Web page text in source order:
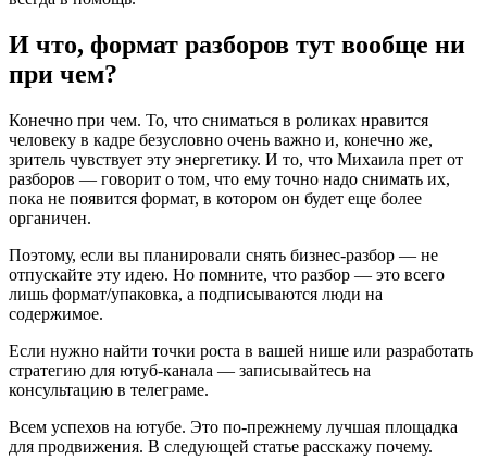
И что, формат разборов тут вообще ни
при чем?
Конечно при чем. То, что сниматься в роликах нравится
человеку в кадре безусловно очень важно и, конечно же,
зритель чувствует эту энергетику. И то, что Михаила прет от
разборов — говорит о том, что ему точно надо снимать их,
пока не появится формат, в котором он будет еще более
органичен.
Поэтому, если вы планировали снять бизнес-разбор — не
отпускайте эту идею. Но помните, что разбор — это всего
лишь формат/упаковка, а подписываются люди на
содержимое.
Если нужно найти точки роста в вашей нише или разработать
стратегию для ютуб-канала — записывайтесь на
консультацию в телеграме.
Всем успехов на ютубе. Это по-прежнему лучшая площадка
для продвижения. В следующей статье расскажу почему.